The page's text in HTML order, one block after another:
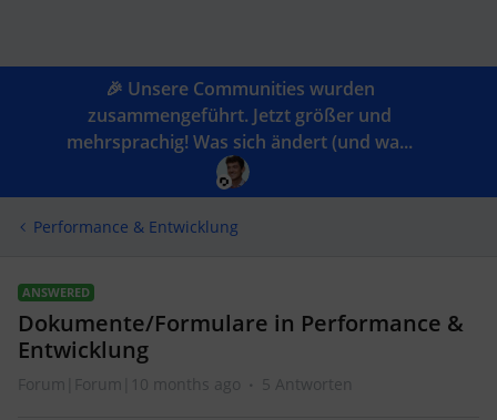
🎉 Unsere Communities wurden
zusammengeführt. Jetzt größer und
mehrsprachig! Was sich ändert (und wa...
Performance & Entwicklung
ANSWERED
Dokumente/Formulare in Performance &
Entwicklung
Forum|Forum|10 months ago 5 Antworten